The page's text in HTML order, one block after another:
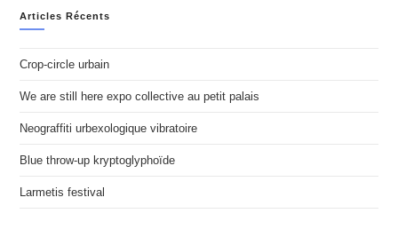
Articles Récents
Crop-circle urbain
We are still here expo collective au petit palais
Neograffiti urbexologique vibratoire
Blue throw-up kryptoglyphoïde
Larmetis festival